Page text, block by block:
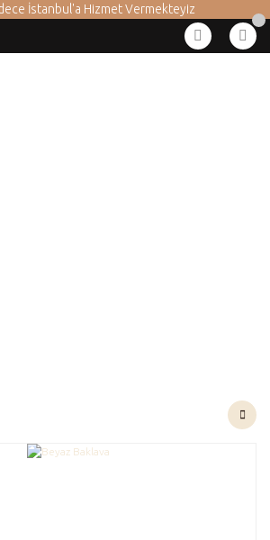
İstanbul'a Hizmet Vermekteyiz